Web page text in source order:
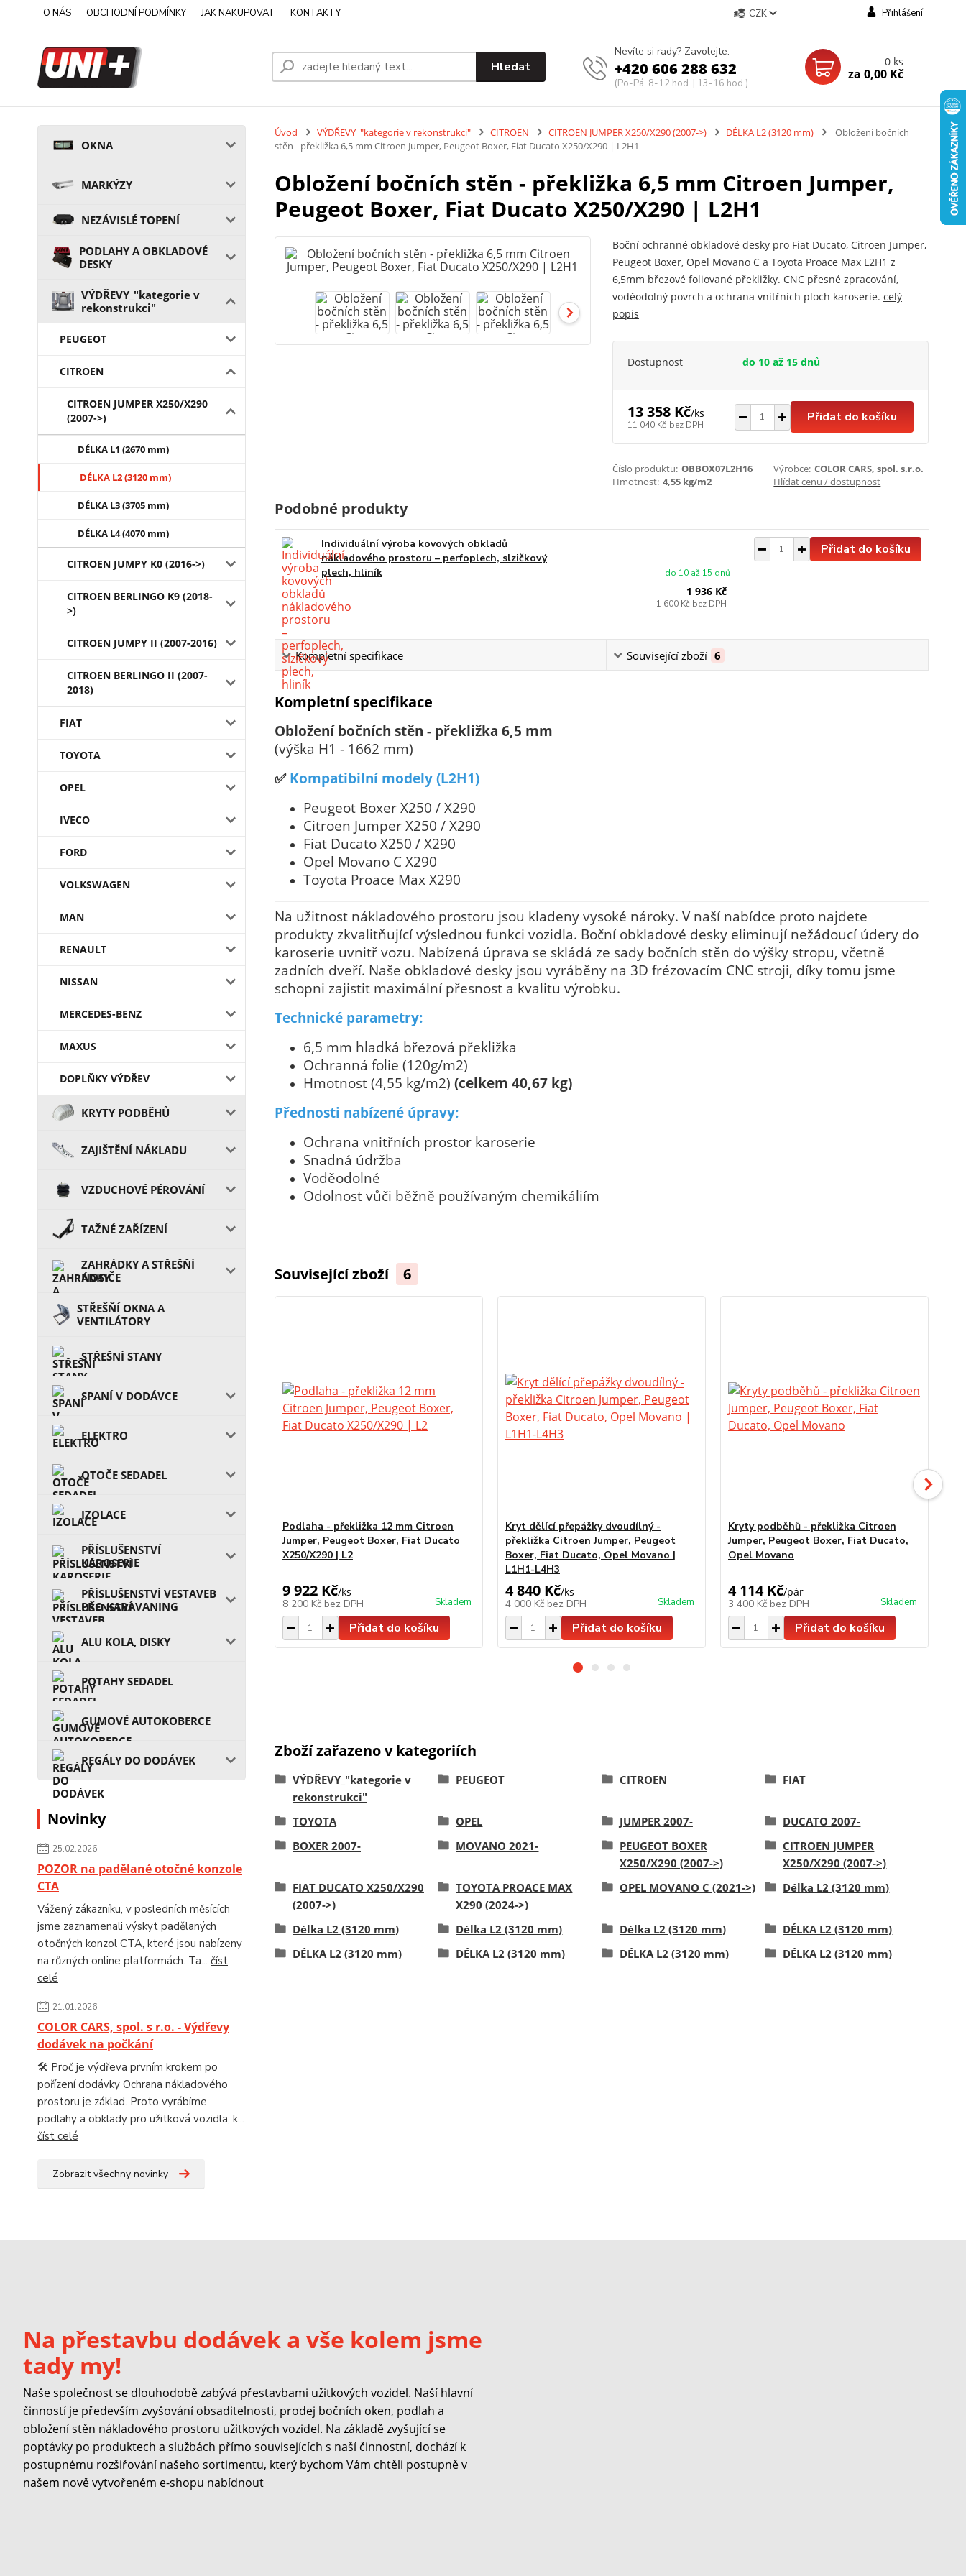
O NÁS OBCHODNÍ PODMÍNKY JAK NAKUPOVAT KONTAKTY CZK Přihlášení
Hledat
Nevíte si rady? Zavolejte.
+420 606 288 632
(Po-Pá, 8-12 hod. | 13-16 hod.)
0 ks
za 0,00 Kč
OKNA
MARKÝZY
NEZÁVISLÉ TOPENÍ
PODLAHY A OBKLADOVÉ
DESKY
VÝDŘEVY_"kategorie v
rekonstrukci"
PEUGEOT
CITROEN
CITROEN JUMPER X250/X290
(2007->)
DÉLKA L1 (2670 mm)
DÉLKA L2 (3120 mm)
DÉLKA L3 (3705 mm)
DÉLKA L4 (4070 mm)
CITROEN JUMPY K0 (2016->)
CITROEN BERLINGO K9 (2018-
>)
CITROEN JUMPY II (2007-2016)
CITROEN BERLINGO II (2007-
2018)
FIAT
TOYOTA
OPEL
IVECO
FORD
VOLKSWAGEN
MAN
RENAULT
NISSAN
MERCEDES-BENZ
MAXUS
DOPLŇKY VÝDŘEV
KRYTY PODBĚHŮ
ZAJIŠTĚNÍ NÁKLADU
VZDUCHOVÉ PÉROVÁNÍ
TAŽNÉ ZAŘÍZENÍ
ZAHRÁDKY A STŘEŠŇÍ
NOSIČE
STŘEŠŇÍ OKNA A
VENTILÁTORY
STŘEŠNÍ STANY
SPANÍ V DODÁVCE
ELEKTRO
OTOČE SEDADEL
IZOLACE
PŘÍSLUŠENSTVÍ
KAROSERIE
PŘÍSLUŠENSTVÍ VESTAVEB
PRO KARAVANING
ALU KOLA, DISKY
POTAHY SEDADEL
GUMOVÉ AUTOKOBERCE
REGÁLY DO DODÁVEK
Novinky
25.02.2026
POZOR na padělané otočné konzole
CTA
Vážený zákazníku, v posledních měsících
jsme zaznamenali výskyt padělaných
otočných konzol CTA, které jsou nabízeny
na různých online platformách. Ta... číst
celé
21.01.2026
COLOR CARS, spol. s r.o. - Výdřevy
dodávek na počkání
🛠️ Proč je výdřeva prvním krokem po
pořízení dodávky Ochrana nákladového
prostoru je základ. Proto vyrábíme
podlahy a obklady pro užitková vozidla, k...
číst celé
Zobrazit všechny novinky
Úvod VÝDŘEVY_"kategorie v rekonstrukci" CITROEN CITROEN JUMPER X250/X290 (2007->) DÉLKA L2 (3120 mm)
Obložení bočních
stěn - překližka 6,5 mm Citroen Jumper, Peugeot Boxer, Fiat Ducato X250/X290 | L2H1
Obložení bočních stěn - překližka 6,5 mm Citroen Jumper,
Peugeot Boxer, Fiat Ducato X250/X290 | L2H1
Boční ochranné obkladové desky pro Fiat Ducato, Citroen Jumper,
Peugeot Boxer, Opel Movano C a Toyota Proace Max L2H1 z
6,5mm březové foliované překližky. CNC přesné zpracování,
voděodolný povrch a ochrana vnitřních ploch karoserie. celý
popis
Dostupnost do 10 až 15 dnů
13 358 Kč/ks
11 040 Kč bez DPH Přidat do košíku
Číslo produktu: OBBOX07L2H16 Výrobce: COLOR CARS, spol. s.r.o.
Hmotnost: 4,55 kg/m2 Hlídat cenu / dostupnost
Podobné produkty
Individuální výroba kovových obkladů
nákladového prostoru – perfoplech, slzičkový
plech, hliník
1 936 Kč
1 600 Kč bez DPH
do 10 až 15 dnů
Přidat do košíku
Kompletní specifikace Související zboží 6
Kompletní specifikace
Obložení bočních stěn - překližka 6,5 mm
(výška H1 - 1662 mm)
✅Kompatibilní modely (L2H1)
Peugeot Boxer X250 / X290
Citroen Jumper X250 / X290
Fiat Ducato X250 / X290
Opel Movano C X290
Toyota Proace Max X290
Na užitnost nákladového prostoru jsou kladeny vysoké nároky. V naší nabídce proto najdete
produkty zkvalitňující výslednou funkci vozidla. Boční obkladové desky eliminují nežádoucí údery do
karoserie uvnitř vozu. Nabízená úprava se skládá ze sady bočních stěn do výšky stropu, včetně
zadních dveří. Naše obkladové desky jsou vyráběny na 3D frézovacím CNC stroji, díky tomu jsme
schopni zajistit maximální přesnost a kvalitu výrobku.
Technické parametry:
6,5 mm hladká březová překližka
Ochranná folie (120g/m2)
Hmotnost (4,55 kg/m2) (celkem 40,67 kg)
Přednosti nabízené úpravy:
Ochrana vnitřních prostor karoserie
Snadná údržba
Voděodolné
Odolnost vůči běžně používaným chemikáliím
Související zboží 6
Podlaha - překližka 12 mm Citroen
Jumper, Peugeot Boxer, Fiat Ducato
X250/X290 | L2
9 922 Kč/ks
8 200 Kč bez DPH Skladem
Přidat do košíku
Kryt dělící přepážky dvoudílný -
překližka Citroen Jumper, Peugeot
Boxer, Fiat Ducato, Opel Movano |
L1H1-L4H3
4 840 Kč/ks
4 000 Kč bez DPH Skladem
Přidat do košíku
Kryty podběhů - překližka Citroen
Jumper, Peugeot Boxer, Fiat Ducato,
Opel Movano
4 114 Kč/pár
3 400 Kč bez DPH Skladem
Přidat do košíku
Zboží zařazeno v kategoriích
VÝDŘEVY_"kategorie v
rekonstrukci"
PEUGEOT CITROEN FIAT
TOYOTA OPEL JUMPER 2007-
DUCATO 2007-
BOXER 2007-
MOVANO 2021-
PEUGEOT BOXER
X250/X290 (2007->)
CITROEN JUMPER
X250/X290 (2007->)
FIAT DUCATO X250/X290
(2007->)
TOYOTA PROACE MAX
X290 (2024->)
OPEL MOVANO C (2021->) Délka L2 (3120 mm)
Délka L2 (3120 mm) Délka L2 (3120 mm) Délka L2 (3120 mm)
DÉLKA L2 (3120 mm)
DÉLKA L2 (3120 mm)
DÉLKA L2 (3120 mm) DÉLKA L2 (3120 mm) DÉLKA L2 (3120 mm)
Na přestavbu dodávek a vše kolem jsme
tady my!
Naše společnost se dlouhodobě zabývá přestavbami užitkových vozidel. Naší hlavní
činností je především zvyšování obsaditelnosti, prodej bočních oken, podlah a
obložení stěn nákladového prostoru užitkových vozidel. Na základě zvyšující se
poptávky po produktech a službách přímo souvisejících s naší činnostní, dochází k
postupnému rozšiřování našeho sortimentu, který bychom Vám chtěli postupně v
našem nově vytvořeném e-shopu nabídnout